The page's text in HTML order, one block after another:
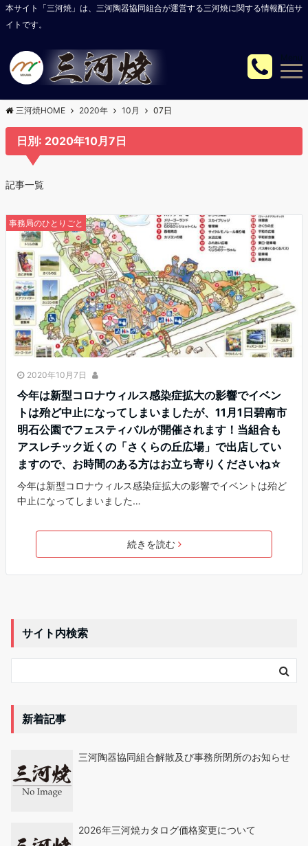
本サイト「三河焼」は、三河陶器協同組合が運営する三河焼に関する情報配信サ
イトです。
Menu
三河焼HOME 2020年 10月 07日
日別: 2020年10月7日
記事一覧
事務局のひとりごと
2020年10月7日
今年は新型コロナウィルス感染症拡大の影響でイベン
トは殆ど中止になってしまいましたが、11月1日碧南市
明石公園でフェスティバルが開催されます！当組合も
アスレチック近くの「さくらの丘広場」で出店してい
ますので、お時間のある方はお立ち寄りくださいね☆
今年は新型コロナウィルス感染症拡大の影響でイベントは殆ど
中止になってしまいました…
続きを読む
サイト内検索
新着記事
三河陶器協同組合解散及び事務所閉所のお知らせ
2026年三河焼カタログ価格変更について